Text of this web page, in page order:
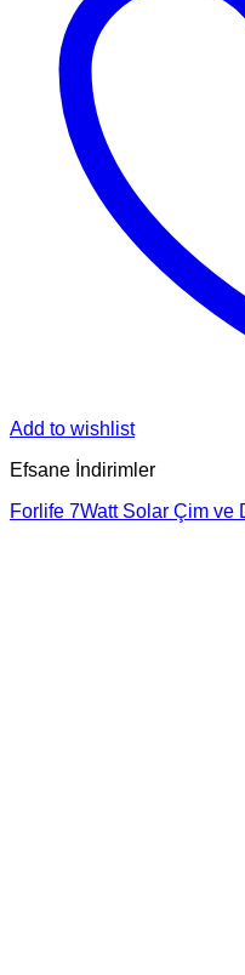
Add to wishlist
Efsane İndirimler
Forlife 7Watt Solar Çim ve